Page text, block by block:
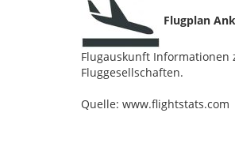
Flugplan
Flugauskunft Informationen
Fluggesellschaften.
Quelle: www.flightstats.com